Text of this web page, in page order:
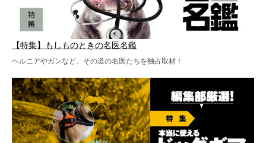
【特集】もしものときの名医名鑑
ヘルニアやガンなど、その道の名医たちを独占取材！